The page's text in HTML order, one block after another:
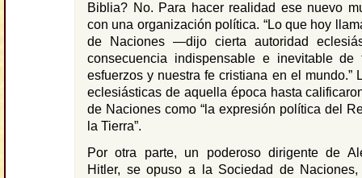
Biblia? No. Para hacer realidad ese nuevo
con una organización política. “Lo que hoy
de Naciones —dijo cierta autoridad
consecuencia indispensable e inevitable de
esfuerzos y nuestra fe cristiana en el mundo.”
eclesiásticas de aquella época hasta
de Naciones como “la expresión política del
la Tierra”.
Por otra parte, un poderoso dirigente de
Hitler, se opuso a la Sociedad de